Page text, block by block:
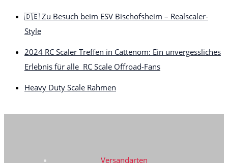
🇩🇪 Zu Besuch beim ESV Bischofsheim – Realscaler-
Style
2024 RC Scaler Treffen in Cattenom: Ein unvergessliches
Erlebnis für alle RC Scale Offroad-Fans
Heavy Duty Scale Rahmen​
Versandarten